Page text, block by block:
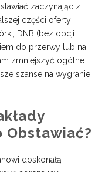
zaczynając z
części oferty
DNB (bez opcji
do przerwy lub na
zmniejszyć ogólne
szanse na wygranie
Obstawiać?
doskonałą